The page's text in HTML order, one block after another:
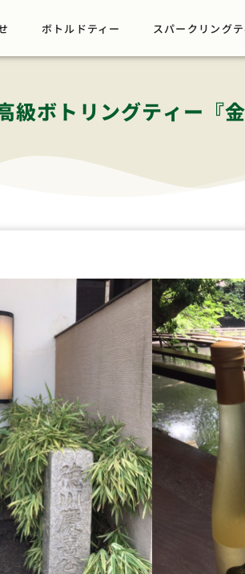
ボトルドティー スパークリング
級ボトリングティー『